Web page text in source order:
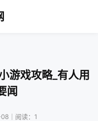
游戏攻略_有人用
闻
｜阅读：1